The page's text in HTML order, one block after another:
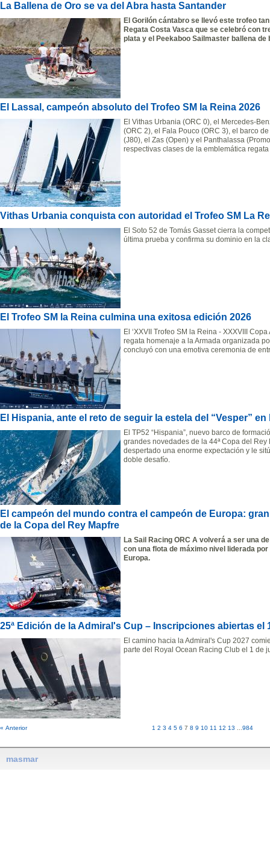
La Ballena de Oro se va del Abra hasta Santander
El Gorilón cántabro se llevó este trofeo
Regata Costa Vasca que se celebró con
plata y el Peekaboo Sailmaster ballena de
El Lassal, campeón absoluto del Trofeo SM la Reina 2026
El Vithas Urbania (ORC 0), el Mercedes-
(ORC 2), el Fala Pouco (ORC 3), el barco
(J80), el Zas (Open) y el Panthalassa
respectivas clases de la emblemática
Vithas Urbania conquista con autoridad el Trofeo SM La
El Soto 52 de Tomás Gasset cierra la
última prueba y confirma su dominio en la
El Trofeo SM la Reina culmina una exitosa edición 2026
El ‘XXVII Trofeo SM la Reina - XXXVIII
regata homenaje a la Armada organizada
concluyó con una emotiva ceremonia de
El Hispania, ante el reto de seguir la estela del “Vesper”
El TP52 “Hispania”, nuevo barco de
grandes novedades de la 44ª Copa del
despertado una enorme expectación y le
doble desafío.
El campeón del mundo contra el campeón de Europa:
de la Copa del Rey Mapfre
La Sail Racing ORC A volverá a ser una
con una flota de máximo nivel liderada
Europa.
25ª Edición de la Admiral's Cup – Inscripciones abiertas el
El camino hacia la Admiral's Cup 2027
parte del Royal Ocean Racing Club el 1 de
« Anterior 1 2 3 4 5 6 7 8 9 10 11 12 13 984
masmar